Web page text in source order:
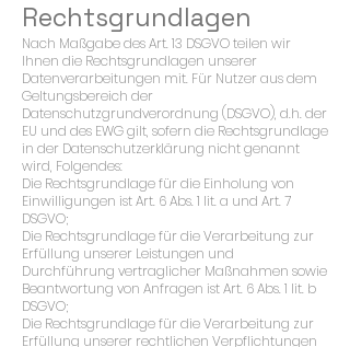
Rechtsgrundlagen
Nach Maßgabe des Art. 13 DSGVO teilen wir
Ihnen die Rechtsgrundlagen unserer
Datenverarbeitungen mit. Für Nutzer aus dem
Geltungsbereich der
Datenschutzgrundverordnung (DSGVO), d.h. der
EU und des EWG gilt, sofern die Rechtsgrundlage
in der Datenschutzerklärung nicht genannt
wird, Folgendes:
Die Rechtsgrundlage für die Einholung von
Einwilligungen ist Art. 6 Abs. 1 lit. a und Art. 7
DSGVO;
Die Rechtsgrundlage für die Verarbeitung zur
Erfüllung unserer Leistungen und
Durchführung vertraglicher Maßnahmen sowie
Beantwortung von Anfragen ist Art. 6 Abs. 1 lit. b
DSGVO;
Die Rechtsgrundlage für die Verarbeitung zur
Erfüllung unserer rechtlichen Verpflichtungen